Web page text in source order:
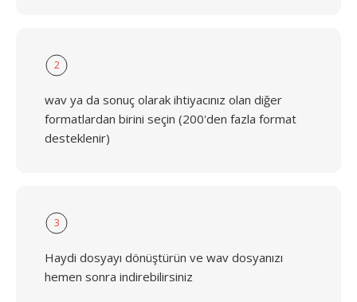
2
wav ya da sonuç olarak ihtiyacınız olan diğer
formatlardan birini seçin (200'den fazla format
desteklenir)
3
Haydi dosyayı dönüştürün ve wav dosyanızı
hemen sonra indirebilirsiniz